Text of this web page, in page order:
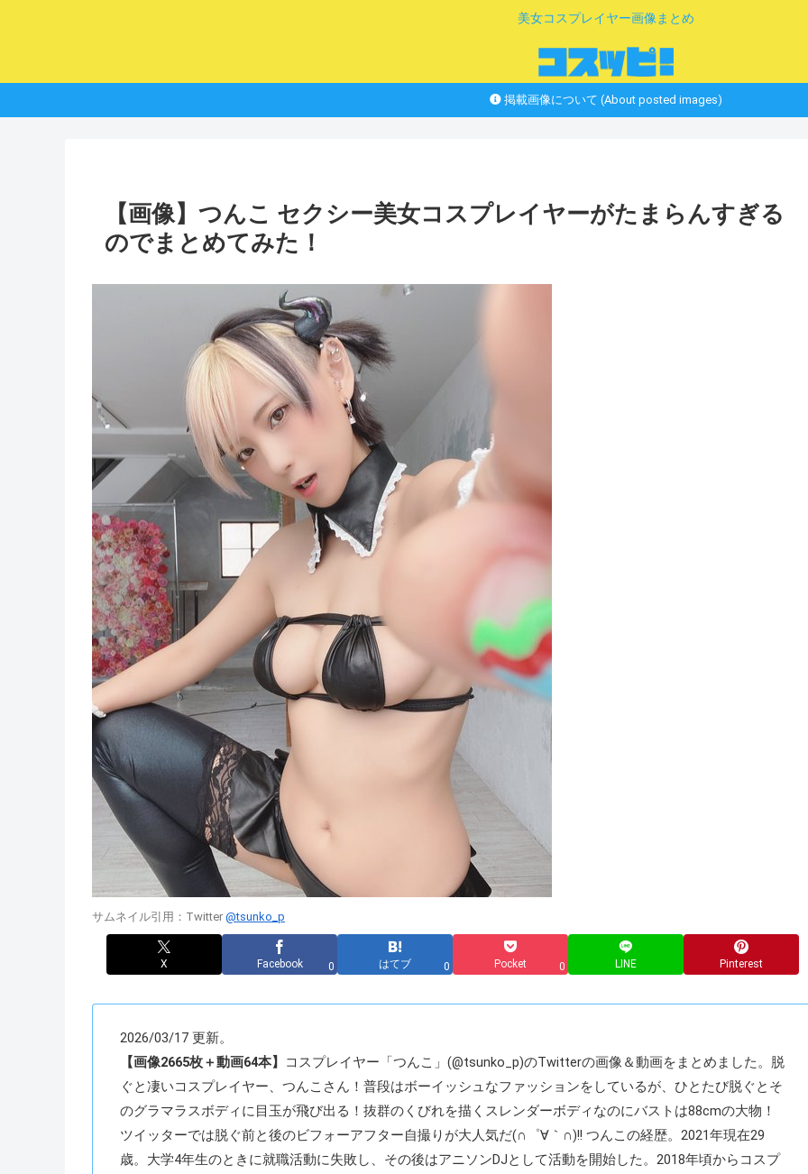
美女コスプレイヤー画像まとめ
掲載画像について (About posted images)
【画像】つんこ セクシー美女コスプレイヤーがたまらんすぎる
のでまとめてみた！
サムネイル引用：Twitter @tsunko_p
X Facebook 0 はてブ 0 Pocket 0 LINE Pinterest
2026/03/17 更新。
【画像2665枚＋動画64本】
コスプレイヤー「つんこ」(@tsunko_p)のTwitterの画像＆動画をまとめました。脱
ぐと凄いコスプレイヤー、つんこさん！普段はボーイッシュなファッションをしているが、ひとたび脱ぐとそ
のグラマラスボディに目玉が飛び出る！抜群のくびれを描くスレンダーボディなのにバストは88cmの大物！
ツイッターでは脱ぐ前と後のビフォーアフター自撮りが大人気だ(∩゜∀｀∩)!! つんこの経歴。2021年現在29
歳。大学4年生のときに就職活動に失敗し、その後はアニソンDJとして活動を開始した。2018年頃からコスプ